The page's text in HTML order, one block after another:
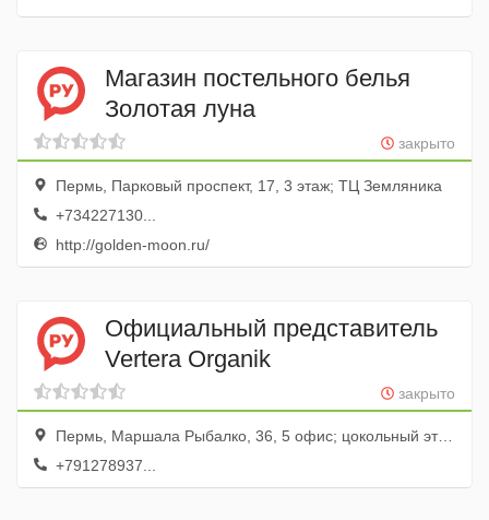
Магазин постельного белья
Золотая луна
закрыто
Пермь, Парковый проспект, 17, 3 этаж; ТЦ Земляника
+734227130...
http://golden-moon.ru/
Официальный представитель
Vertera Organik
закрыто
Пермь, Маршала Рыбалко, 36, 5 офис; цокольный этаж
+791278937...